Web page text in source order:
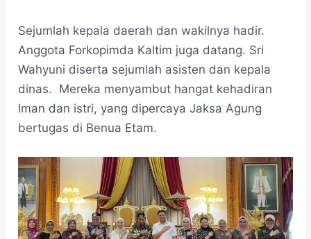
Sejumlah kepala daerah dan wakilnya hadir.
Anggota Forkopimda Kaltim juga datang. Sri
Wahyuni diserta sejumlah asisten dan kepala
dinas. Mereka menyambut hangat kehadiran
Iman dan istri, yang dipercaya Jaksa Agung
bertugas di Benua Etam.